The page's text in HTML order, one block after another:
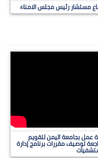
مستشار رئيس مجلس الامناء
عمل بجامعة اليمن لتقويم
توصيف مقررات برنامج إدارة